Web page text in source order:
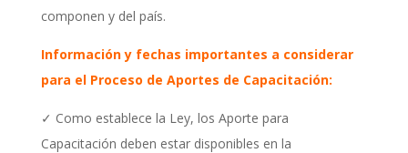
componen y del país.
Información y fechas importantes a considerar
para el Proceso de Aportes de Capacitación:
✓ Como establece la Ley, los Aporte para
Capacitación deben estar disponibles en la